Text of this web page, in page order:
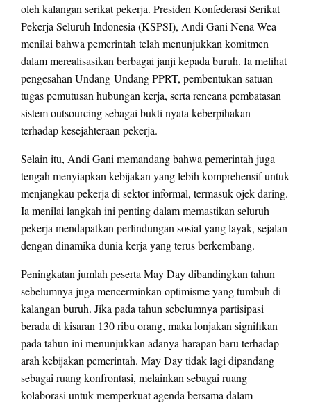
oleh kalangan serikat pekerja. Presiden Konfederasi Serikat
Pekerja Seluruh Indonesia (KSPSI), Andi Gani Nena Wea
menilai bahwa pemerintah telah menunjukkan komitmen
dalam merealisasikan berbagai janji kepada buruh. Ia melihat
pengesahan Undang-Undang PPRT, pembentukan satuan
tugas pemutusan hubungan kerja, serta rencana pembatasan
sistem outsourcing sebagai bukti nyata keberpihakan
terhadap kesejahteraan pekerja.
Selain itu, Andi Gani memandang bahwa pemerintah juga
tengah menyiapkan kebijakan yang lebih komprehensif untuk
menjangkau pekerja di sektor informal, termasuk ojek daring.
Ia menilai langkah ini penting dalam memastikan seluruh
pekerja mendapatkan perlindungan sosial yang layak, sejalan
dengan dinamika dunia kerja yang terus berkembang.
Peningkatan jumlah peserta May Day dibandingkan tahun
sebelumnya juga mencerminkan optimisme yang tumbuh di
kalangan buruh. Jika pada tahun sebelumnya partisipasi
berada di kisaran 130 ribu orang, maka lonjakan signifikan
pada tahun ini menunjukkan adanya harapan baru terhadap
arah kebijakan pemerintah. May Day tidak lagi dipandang
sebagai ruang konfrontasi, melainkan sebagai ruang
kolaborasi untuk memperkuat agenda bersama dalam